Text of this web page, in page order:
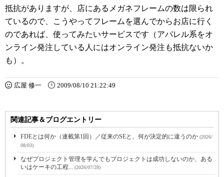
抵抗がありますが、店にあるメガネフレームの数は限られ
ているので、こうやってフレームを選んでからお店に行く
のであれば、使ってみたいサービスです（アパレル系をオ
ンライン発注している人にはオンライン発注も抵抗ないか
も）。
広屋 修一 2009/08/10 21:22:49
関連記事＆ブログエントリー
FDEとは何か（連載第1回）／従来のSEと、何が決定的に違うのか (2026/
08/03)
なぜプロジェクト管理を学んでもプロジェクトは成功しないのか、ある
いはケーキの工程... (2026/07/28)